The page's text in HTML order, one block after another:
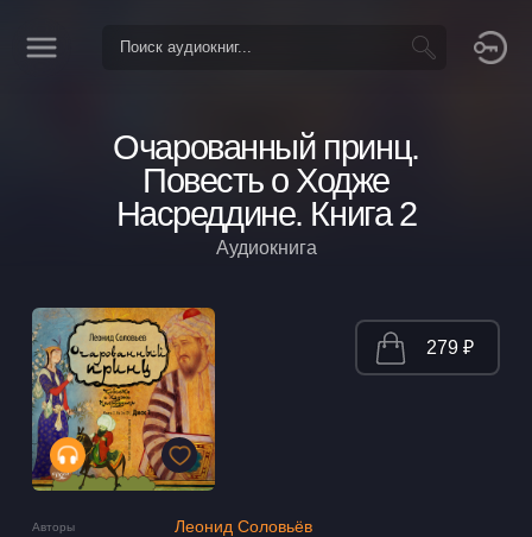
Очарованный принц.
Повесть о Ходже
Насреддине. Книга 2
Аудиокнига
Авторы Леонид Соловьёв
279 ₽